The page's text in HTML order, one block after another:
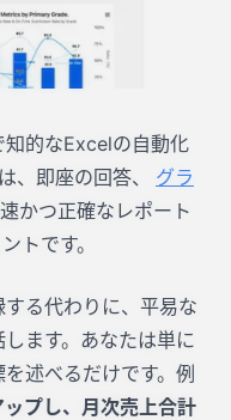
的なExcelの自動化
は、即座の回答、
グラ
かつ正確なレポート
トです。
る代わりに、平易な
ます。あなたは単に
述べるだけです。例
ップし、月次売上合計